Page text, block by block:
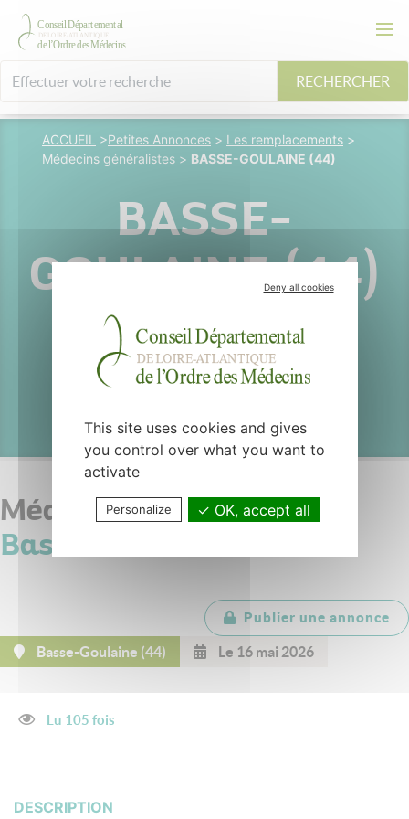
RECHERCHER
ACCUEIL >Petites Annonces > Les remplacements >
Médecins généralistes > BASSE-GOULAINE (44)
BASSE-
GOULAINE (44)
Basse-
Goulaine
Médecins généralistes -
Basse-Goulaine
Publier une annonce
Basse-Goulaine (44) Le 16 mai 2026
Lu 105 fois
DESCRIPTION
Deny all cookies
This site uses cookies and gives
you control over what you want to
activate
Personalize OK, accept all